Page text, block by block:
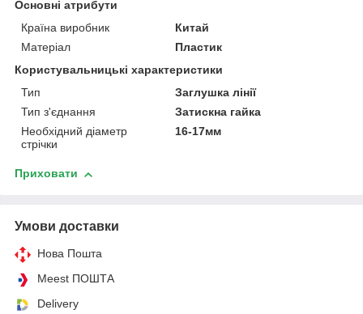
Основні атрибути
Країна виробник
Китай
Матеріал
Пластик
Користувальницькі характеристики
Тип
Заглушка лінії
Тип з'єднання
Затискна гайка
Необхідний діаметр
стрічки
16-17мм
Приховати
Умови доставки
Нова Пошта
Meest ПОШТА
Delivery